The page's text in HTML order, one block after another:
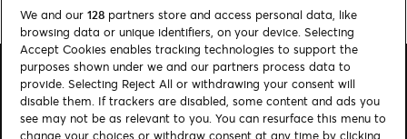
We and our 128 partners store and access personal data, like
browsing data or unique identifiers, on your device. Selecting
Accept Cookies enables tracking technologies to support the
purposes shown under we and our partners process data to
provide. Selecting Reject All or withdrawing your consent will
disable them. If trackers are disabled, some content and ads you
see may not be as relevant to you. You can resurface this menu to
change your choices or withdraw consent at any time by clicking